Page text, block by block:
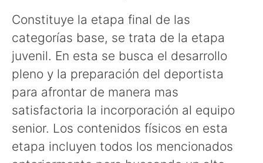
Constituye la etapa final de las
categorías base, se trata de la etapa
juvenil. En esta se busca el desarrollo
pleno y la preparación del deportista
para afrontar de manera mas
satisfactoria la incorporación al equipo
senior. Los contenidos físicos en esta
etapa incluyen todos los mencionados